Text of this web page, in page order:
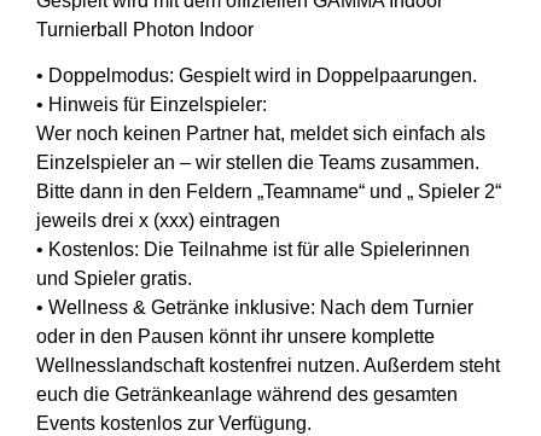
Turnierball
Photon Indoor
• Doppelmodus: Gespielt wird in Doppelpaarungen.
• Hinweis für Einzelspieler:
Wer noch keinen Partner hat, meldet sich einfach als
Einzelspieler an – wir stellen die Teams zusammen.
Bitte dann in den Feldern „Teamname“ und „ Spieler 2“
jeweils drei x (xxx) eintragen
• Kostenlos: Die Teilnahme ist für alle Spielerinnen
und Spieler gratis.
• Wellness & Getränke inklusive: Nach dem Turnier
oder in den Pausen könnt ihr unsere komplette
Wellnesslandschaft kostenfrei nutzen. Außerdem steht
euch die Getränkeanlage während des gesamten
Events kostenlos zur Verfügung.